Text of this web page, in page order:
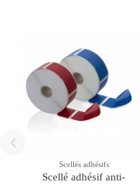
Scellés adhésifs
Scellé adhésif anti-